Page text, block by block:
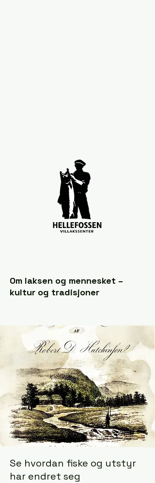
Om laksen og mennesket –
kultur og tradisjoner
Se hvordan fiske og utstyr
har endret seg